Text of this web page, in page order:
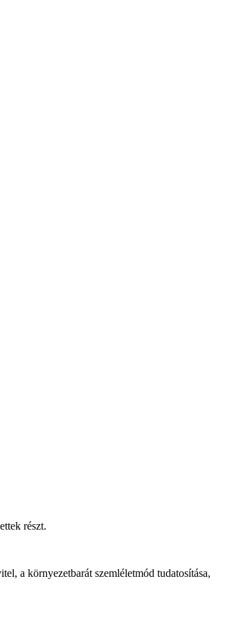
részt.
a környezetbarát szemléletmód tudatosítása,